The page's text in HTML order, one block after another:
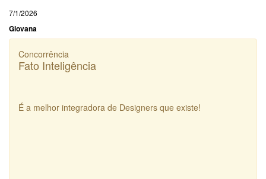
7/1/2026
Giovana
Concorrência
Fato Inteligência
É a melhor integradora de Designers que existe!